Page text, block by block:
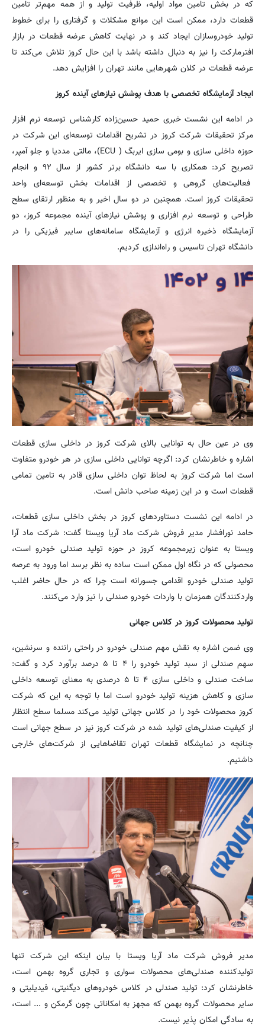
که در بخش تامین مواد اولیه، ظرفیت تولید و از همه مهم‌تر تامین
قطعات دارد، ممکن است این موانع مشکلات و گرفتاری را برای خطوط
تولید خودروسازان ایجاد کند و در نهایت کاهش عرضه قطعات در بازار
افترمارکت را نیز به دنبال داشته باشد با این حال کروز تلاش می‌کند تا
عرضه قطعات در کلان شهرهایی مانند تهران را افزایش دهد.
ایجاد آزمایشگاه تخصصی با هدف پوشش نیازهای آینده کروز
در ادامه این نشست خبری حمید حسین‌زاده کارشناس توسعه نرم افزار
مرکز تحقیقات شرکت کروز در تشریح اقدامات توسعه‌ای این شرکت در
حوزه داخلی سازی و بومی سازی ایربگ ( ECU)، مالتی مددیا و جلو آمپر،
تصریح کرد: همکاری با سه دانشگاه برتر کشور از سال ۹۲ و انجام
فعالیت‌های گروهی و تخصصی از اقدامات بخش توسعه‌ای واحد
تحقیقات کروز است. همچنین در دو سال اخیر و به منظور ارتقای سطح
طراحی و توسعه نرم افزاری و پوشش نیازهای آینده مجموعه کروز، دو
آزمایشگاه ذخیره انرژی و آزمایشگاه سامانه‌های سایبر فیزیکی را در
دانشگاه تهران تاسیس و راه‌اندازی کردیم.
وی در عین حال به توانایی بالای شرکت کروز در داخلی سازی قطعات
اشاره و خاطرنشان کرد: اگرچه توانایی داخلی سازی در هر خودرو متفاوت
است اما شرکت کروز به لحاظ توان داخلی سازی قادر به تامین تمامی
قطعات است و در این زمینه صاحب دانش است.
در ادامه این نشست دستاوردهای کروز در بخش داخلی سازی قطعات،
حامد نورافشار مدیر فروش شرکت ماد آریا ویستا گفت: شرکت ماد آرا
ویستا به عنوان زیرمجموعه کروز در حوزه تولید صندلی خودرو است،
محصولی که در نگاه اول ممکن است ساده به نظر برسد اما ورود به عرصه
تولید صندلی خودرو اقدامی جسورانه است چرا که در حال حاضر اغلب
واردکنندگان همزمان با واردات خودرو صندلی را نیز وارد می‌کنند.
تولید محصولات کروز در کلاس جهانی
وی ضمن اشاره به نقش مهم صندلی خودرو در راحتی راننده و سرنشین،
سهم صندلی از سبد تولید خودرو را ۴ تا ۵ درصد برآورد کرد و گفت:
ساخت صندلی و داخلی سازی ۴ تا ۵ درصدی به معنای توسعه داخلی
سازی و کاهش هزینه تولید خودرو است اما با توجه به این که شرکت
کروز محصولات خود را در کلاس جهانی تولید می‌کند مسلما سطح انتظار
از کیفیت صندلی‌های تولید شده در شرکت کروز نیز در سطح جهانی است
چنانچه در نمایشگاه قطعات تهران تقاضاهایی از شرکت‌های خارجی
داشتیم.
مدیر فروش شرکت ماد آریا ویستا با بیان اینکه این شرکت تنها
تولیدکننده صندلی‌های محصولات سواری و تجاری گروه بهمن است،
خاطرنشان کرد: تولید صندلی در کلاس خودروهای دیگنیتی، فیدیلیتی و
سایر محصولات گروه بهمن که مجهز به امکاناتی چون گرمکن و ... است،
به سادگی امکان پذیر نیست.